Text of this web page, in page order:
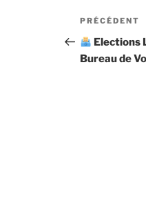
de
l’article
Article
précédent
PRÉCÉDENT
Elections
Bureau de